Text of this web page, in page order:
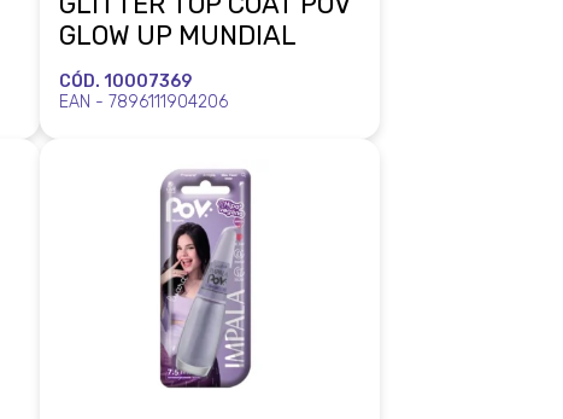
GLOW UP MUNDIAL
CÓD. 10007369
EAN - 7896111904206